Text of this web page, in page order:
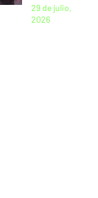
29 de julio,
2026